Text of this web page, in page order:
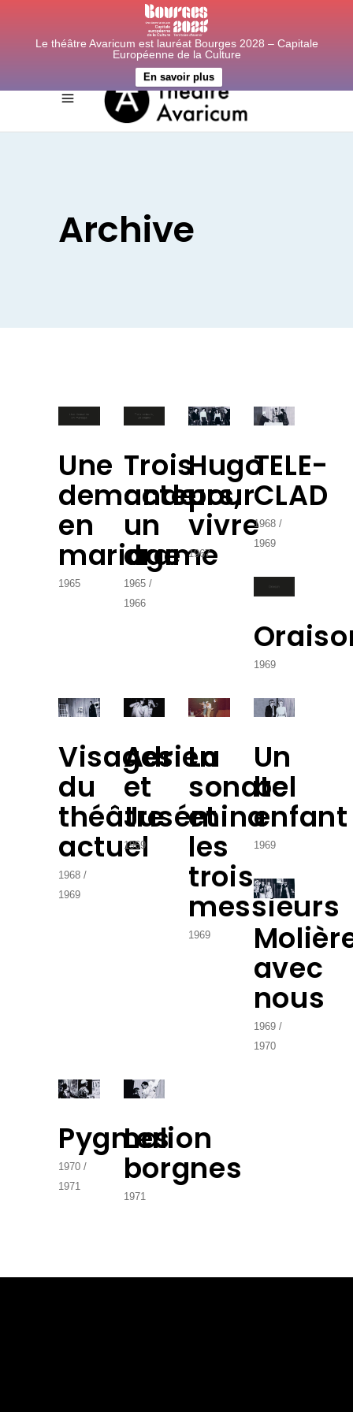
Le théâtre Avaricum est lauréat Bourges 2028 – Capitale
Européenne de la Culture
En savoir plus
Archive
Une
demande
en
mariage
1965
Trois
acteurs,
un
drame
1965
1966
Hugo
pour
vivre
1967
TELE-
CLAD
1968
1969
1969
Visages
du
théâtre
actuel
1968
1969
Adrien
et
Jusémina
1969
La
sonate
et
les
trois
messieurs
1969
Un
bel
enfant
1969
avec
nous
1969
1970
Pygmalion
1970
1971
Les
borgnes
1971